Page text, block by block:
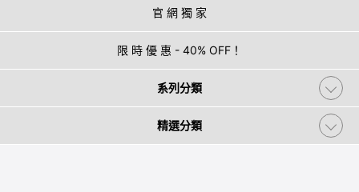
官 網 獨 家
限 時 優 惠 - 40% OFF！
系列分類
精選分類